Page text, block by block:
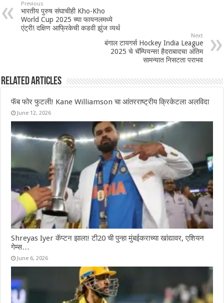
Previous
भारतीय पुरुष संघाचीही Kho-Kho
World Cup 2025 च्या फायनलमध्ये
एंट्री! दक्षिण आफ्रिकेची कडवी झुंज व्यर्थ
Next
बंगाल टायगर्स Hockey India League
2025 चे चॅम्पियन्स! हैदराबादचा अंतिम
सामन्यात निसटता पराभव
Related Articles
फॅब फोर फुटली! Kane Williamson चा आंतरराष्ट्रीय क्रिकेटला अलविदा
June 12, 2026
Shreyas Iyer कॅप्टन झाला! टी20 ची पुन्हा मुंबईकराच्या खांद्यावर, एशियन
गेम्स…
June 6, 2026